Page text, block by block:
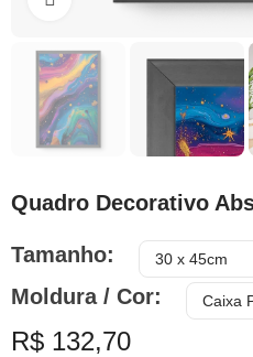
Quadro Decorativo
Tamanho
Moldura / Cor
R$ 132,70